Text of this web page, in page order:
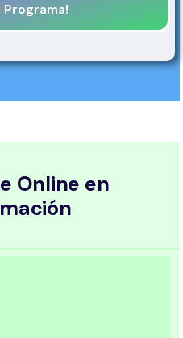
Programa!
Online en